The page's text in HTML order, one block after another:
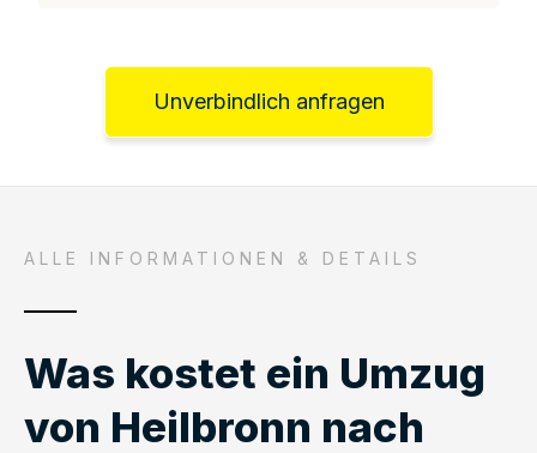
Unverbindlich anfragen
ALLE INFORMATIONEN & DETAILS
Was kostet ein Umzug
von Heilbronn nach